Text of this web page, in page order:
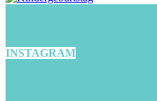
INSTAGRAM